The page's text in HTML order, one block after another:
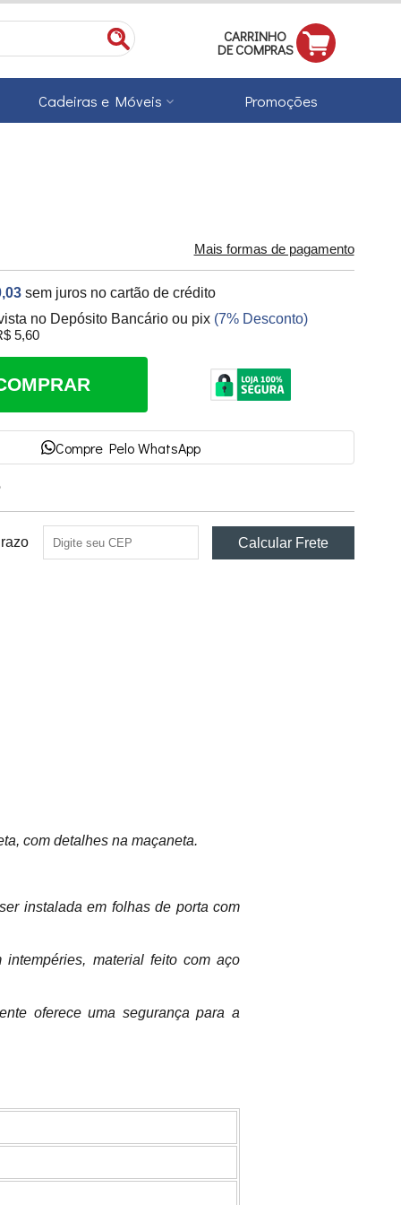
CARRINHO
DE COMPRAS
Cadeiras e Móveis Promoções
Mais formas de pagamento
sem juros no cartão de crédito
no Depósito Bancário ou pix (7% Desconto)
5,60
Compre Pelo WhatsApp
com detalhes na maçaneta.
instalada em folhas de porta com
material feito com aço
oferece uma segurança para a